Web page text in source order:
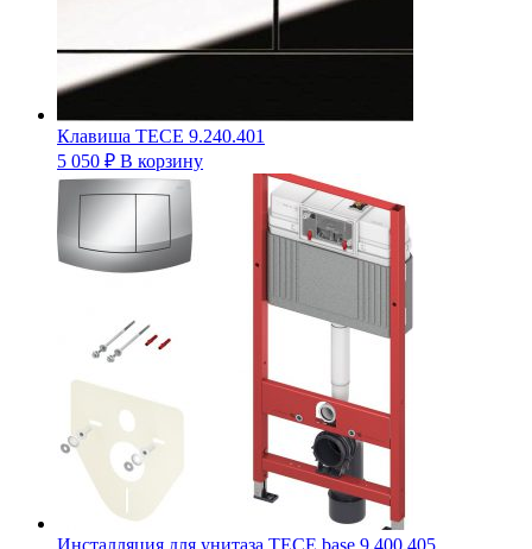
Клавиша TECE 9.240.401
5 050 ₽ В корзину
Инсталляция для унитаза ТЕСЕ base 9.400.405